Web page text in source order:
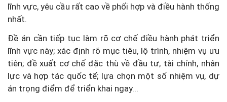
lĩnh vực, yêu cầu rất cao về phối hợp và điều hành thống
nhất.
Đề án cần tiếp tục làm rõ cơ chế điều hành phát triển
lĩnh vực này; xác định rõ mục tiêu, lộ trình, nhiệm vụ ưu
tiên; đề xuất cơ chế đặc thù về đầu tư, tài chính, nhân
lực và hợp tác quốc tế; lựa chọn một số nhiệm vụ, dự
án trọng điểm để triển khai ngay...